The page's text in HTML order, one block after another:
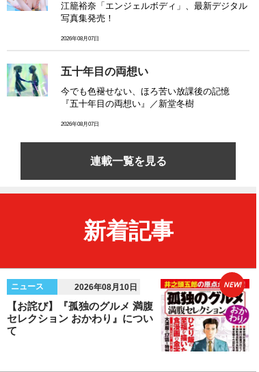
江籠裕奈「エンジェルボディ」、最新デジタル
写真集発売！
2026年08月07日
五十年目の両想い
今でも色褪せない、ほろ苦い放課後の記憶
『五十年目の両想い』／新堂冬樹
2026年08月07日
連載一覧を見る
新着記事
ニュース 2026年08月10日
【お詫び】『孤独のグルメ 満腹
セレクション おかわり』につい
て
NEW!